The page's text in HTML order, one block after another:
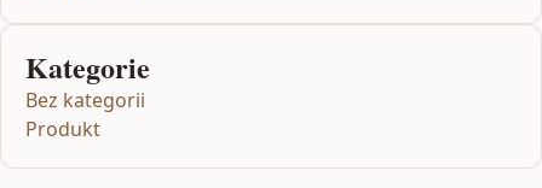
Kategorie
Bez kategorii
Produkt